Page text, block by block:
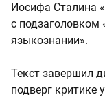
Иосифа Сталина
с подзаголовком
языкознании».
Текст завершил
подверг критике